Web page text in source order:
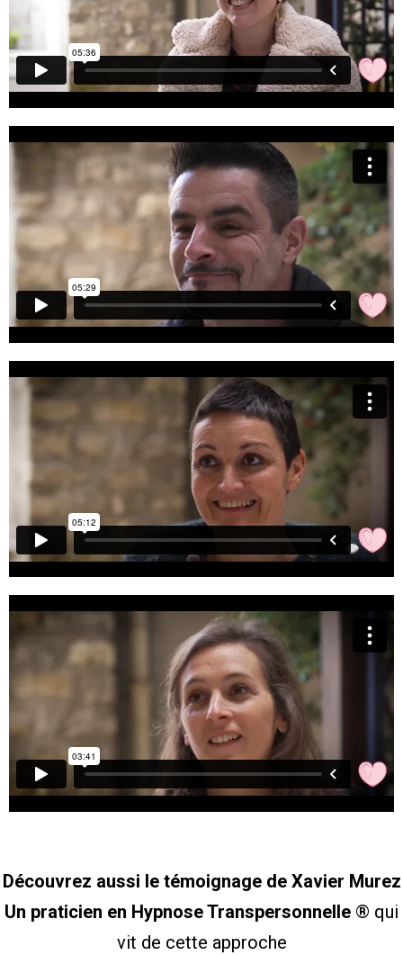
Découvrez aussi le témoignage de Xavier Murez
Un praticien en Hypnose Transpersonnelle ® qui
vit de cette approche